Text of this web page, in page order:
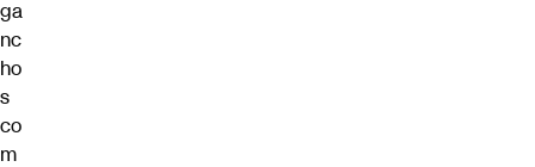
ga
nc
ho
s
co
m